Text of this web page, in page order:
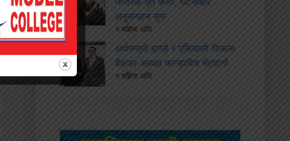
अनुसन्धान सुरु
१ महिना अघि
अर्थमन्त्री वाग्ले र एसियाली विकास
बैंकका अध्यक्ष कान्डाबिच भेटवार्ता
१ महिना अघि